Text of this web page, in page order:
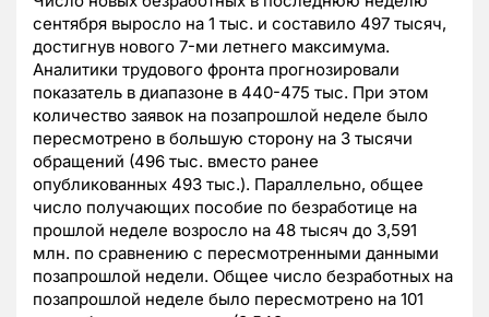
сентября выросло на 1 тыс. и составило 497 тысяч,
достигнув нового 7-ми летнего максимума.
Аналитики трудового фронта прогнозировали
показатель в диапазоне в 440-475 тыс. При этом
количество заявок на позапрошлой неделе было
пересмотрено в большую сторону на 3 тысячи
обращений (496 тыс. вместо ранее
опубликованных 493 тыс.). Параллельно, общее
число получающих пособие по безработице на
прошлой неделе возросло на 48 тысяч до 3,591
млн. по сравнению с пересмотренными данными
позапрошлой недели. Общее число безработных на
позапрошлой неделе было пересмотрено на 101